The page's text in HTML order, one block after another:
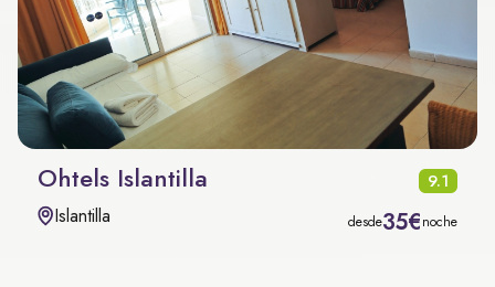
Ohtels Islantilla 9.1
Islantilla desde35€noche